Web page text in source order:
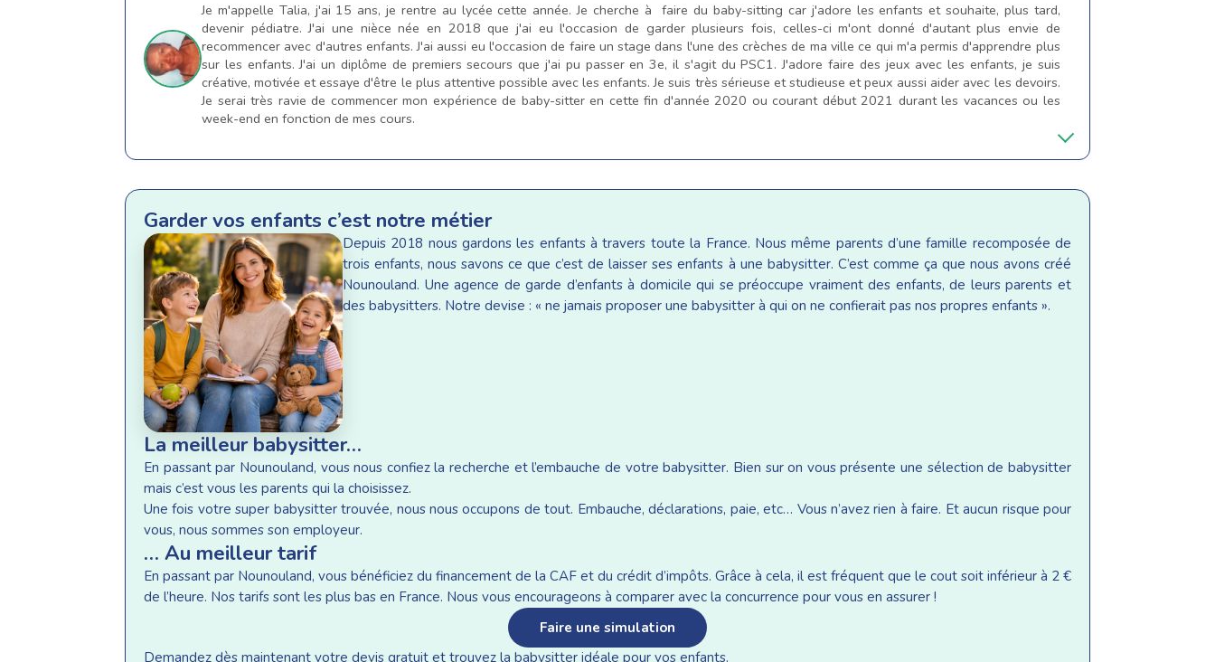
Je m'appelle Talia, j'ai 15 ans, je rentre au lycée cette année. Je cherche à faire du baby-sitting car j'adore les enfants et souhaite, plus tard,
devenir pédiatre. J'ai une nièce née en 2018 que j'ai eu l'occasion de garder plusieurs fois, celles-ci m'ont donné d'autant plus envie de
recommencer avec d'autres enfants. J'ai aussi eu l'occasion de faire un stage dans l'une des crèches de ma ville ce qui m'a permis d'apprendre plus
sur les enfants. J'ai un diplôme de premiers secours que j'ai pu passer en 3e, il s'agit du PSC1. J'adore faire des jeux avec les enfants, je suis
créative, motivée et essaye d'être le plus attentive possible avec les enfants. Je suis très sérieuse et studieuse et peux aussi aider avec les devoirs.
Je serai très ravie de commencer mon expérience de baby-sitter en cette fin d'année 2020 ou courant début 2021 durant les vacances ou les
week-end en fonction de mes cours.
Garder vos enfants c’est notre métier
Depuis 2018 nous gardons les enfants à travers toute la France. Nous même parents d’une famille recomposée de
trois enfants, nous savons ce que c’est de laisser ses enfants à une babysitter. C’est comme ça que nous avons créé
Nounouland. Une agence de garde d’enfants à domicile qui se préoccupe vraiment des enfants, de leurs parents et
des babysitters. Notre devise : « ne jamais proposer une babysitter à qui on ne confierait pas nos propres enfants ».
La meilleur babysitter…
En passant par Nounouland, vous nous confiez la recherche et l’embauche de votre babysitter. Bien sur on vous présente une sélection de babysitter
mais c’est vous les parents qui la choisissez.
Une fois votre super babysitter trouvée, nous nous occupons de tout. Embauche, déclarations, paie, etc… Vous n’avez rien à faire. Et aucun risque pour
vous, nous sommes son employeur.
… Au meilleur tarif
En passant par Nounouland, vous bénéficiez du financement de la CAF et du crédit d’impôts. Grâce à cela, il est fréquent que le cout soit inférieur à 2 €
de l’heure. Nos tarifs sont les plus bas en France. Nous vous encourageons à comparer avec la concurrence pour vous en assurer !
Faire une simulation
Demandez dès maintenant votre devis gratuit et trouvez la babysitter idéale pour vos enfants.